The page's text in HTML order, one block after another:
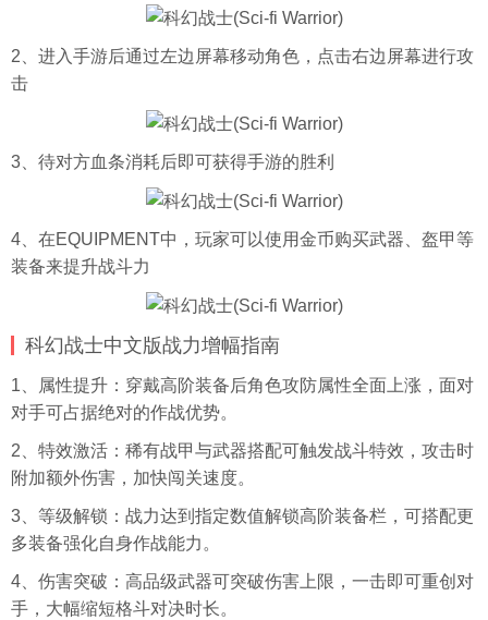
2、进入手游后通过左边屏幕移动角色，点击右边屏幕进行攻
击
3、待对方血条消耗后即可获得手游的胜利
4、在EQUIPMENT中，玩家可以使用金币购买武器、盔甲等
装备来提升战斗力
科幻战士中文版战力增幅指南
1、属性提升：穿戴高阶装备后角色攻防属性全面上涨，面对
对手可占据绝对的作战优势。
2、特效激活：稀有战甲与武器搭配可触发战斗特效，攻击时
附加额外伤害，加快闯关速度。
3、等级解锁：战力达到指定数值解锁高阶装备栏，可搭配更
多装备强化自身作战能力。
4、伤害突破：高品级武器可突破伤害上限，一击即可重创对
手，大幅缩短格斗对决时长。